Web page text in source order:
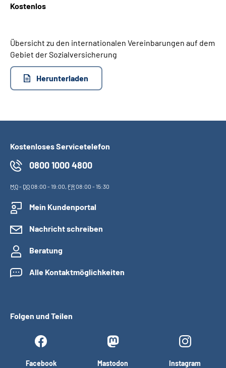
Suche
Language
Inhalte in Gebärdensprache (DGS)
Leichte Sprache
Kostenlos
Übersicht zu den internationalen Vereinbarungen auf dem
Gebiet der Sozialversicherung
Herunterladen
Kostenloses Servicetelefon
0800 1000 4800
MO- DO08:00 - 19:00, FR08:00 - 15:30
Mein Kundenportal
Nachricht schreiben
Beratung
Alle Kontaktmöglichkeiten
Folgen und Teilen
Facebook Mastodon Instagram